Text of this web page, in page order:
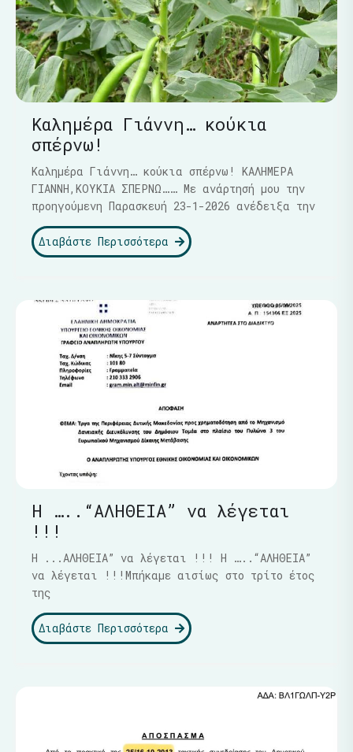
Καλημέρα Γιάννη… κούκια
σπέρνω!
Καλημέρα Γιάννη… κούκια σπέρνω! ΚΑΛΗΜΕΡΑ
ΓΙΑΝΝΗ,ΚΟΥΚΙΑ ΣΠΕΡΝΩ…… Με ανάρτησή μου την
προηγούμενη Παρασκευή 23-1-2026 ανέδειξα την
Διαβάστε Περισσότερα
Η …..“ΑΛΗΘΕΙΑ” να λέγεται
!!!
Η ...ΑΛΗΘΕΙΑ” να λέγεται !!! Η …..“ΑΛΗΘΕΙΑ”
να λέγεται !!!Μπήκαμε αισίως στο τρίτο έτος
της
Διαβάστε Περισσότερα